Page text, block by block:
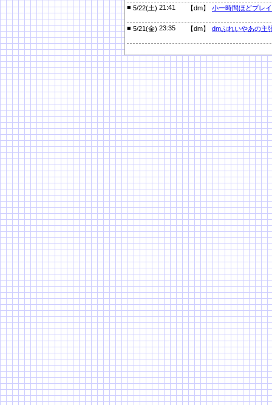
■ 5/22(土) 21:41 【dm】 小一時間ほどプレイ
■ 5/21(金) 23:35 【dm】 dmぷれいやあの主